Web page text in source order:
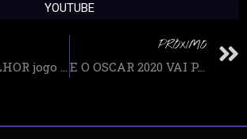
YOUTUBE
Qual o MELHOR jogo do SONIC de TODOS OS TEMPOS ?
PRÓXIMO
E O OSCAR 2020 VAI PARA… – PREVISÕES e APOSTAS